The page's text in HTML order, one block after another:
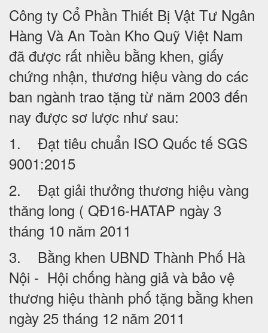
Công ty Cổ Phần Thiết Bị Vật Tư Ngân
Hàng Và An Toàn Kho Quỹ Việt Nam
đã được rất nhiều bằng khen, giấy
chứng nhận, thương hiệu vàng do các
ban ngành trao tặng từ năm 2003 đến
nay được sơ lược như sau:
1. Đạt tiêu chuẩn ISO Quốc tế SGS
9001:2015
2. Đạt giải thưởng thương hiệu vàng
thăng long ( QĐ16-HATAP ngày 3
tháng 10 năm 2011
3. Bằng khen UBND Thành Phố Hà
Nội - Hội chống hàng giả và bảo vệ
thương hiệu thành phố tặng bằng khen
ngày 25 tháng 12 năm 2011